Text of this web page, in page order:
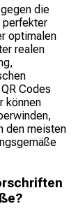
die
perfekter
optimalen
realen
Codes
können
den meisten